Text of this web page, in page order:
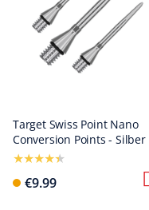
Target Swiss Point Nano
Conversion Points - Silber
€9.99